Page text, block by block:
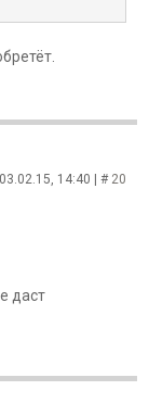
14:40 | # 20
даст